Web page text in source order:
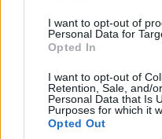
I want to opt-out of
Personal Data for
Opted In
I want to opt-out of
Retention, Sale, and/
Personal Data that Is
Purposes for which it
Opted Out
ΓΕΝΟΚΤΟΝΙΑ